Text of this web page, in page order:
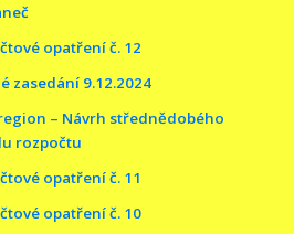
opatření č. 12
zasedání 9.12.2024
– Návrh střednědobého
rozpočtu
opatření č. 11
opatření č. 10